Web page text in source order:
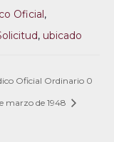
Oficial,
, ubicado
Oficial Ordinario 0
marzo de 1948